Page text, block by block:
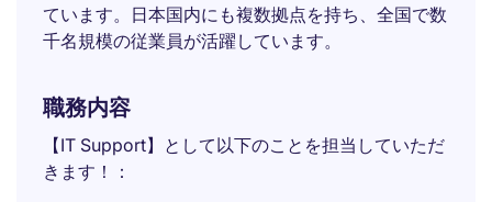
ています。日本国内にも複数拠点を持ち、全国で数
千名規模の従業員が活躍しています。
職務内容
【IT Support】として以下のことを担当していただ
きます！：